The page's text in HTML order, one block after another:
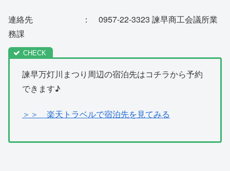
連絡先 ： 0957-22-3323 諫早商工会議所業
務課
諫早万灯川まつり周辺の宿泊先はコチラから予約
できます♪
＞＞ 楽天トラベルで宿泊先を見てみる